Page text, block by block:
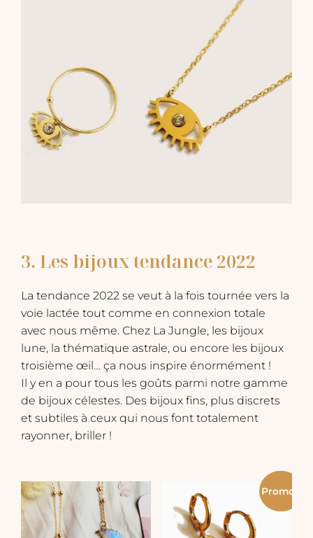
3. Les bijoux tendance 2022
La tendance 2022 se veut à la fois tournée vers la
voie lactée tout comme en connexion totale
avec nous même. Chez La Jungle, les bijoux
lune, la thématique astrale, ou encore les bijoux
troisième œil… ça nous inspire énormément !
Il y en a pour tous les goûts parmi notre gamme
de bijoux célestes. Des bijoux fins, plus discrets
et subtiles à ceux qui nous font totalement
rayonner, briller !
Promo !